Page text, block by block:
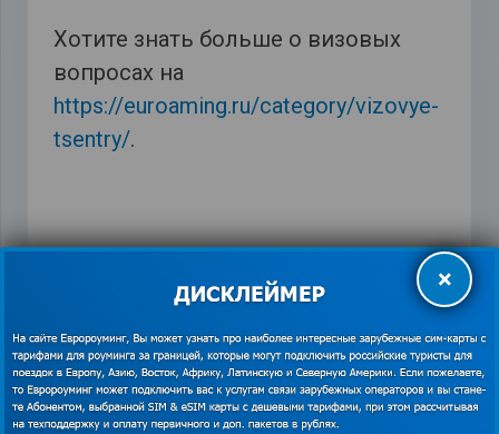
Хотите знать больше о визовых
вопросах на
https://euroaming.ru/category/vizovye-
tsentry/.
Визовые центры
интернет
оформление шенгенской визы
тариф
×